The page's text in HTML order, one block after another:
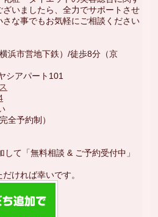
いましたら、全力でサポートさせ
な事でもお気軽にご相談ください
浜市営地下鉄）/徒歩8分（京
シアパート101
全予約制）
て「無料相談 & ご予約受付中」
ければ幸いです。